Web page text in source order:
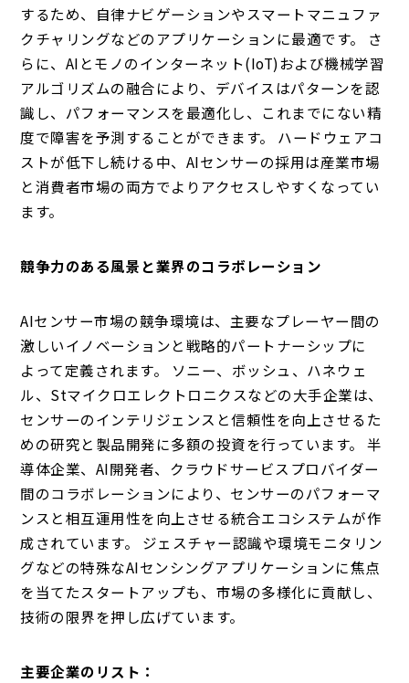
するため、自律ナビゲーションやスマートマニュファ
クチャリングなどのアプリケーションに最適です。 さ
らに、AIとモノのインターネット(IoT)および機械学習
アルゴリズムの融合により、デバイスはパターンを認
識し、パフォーマンスを最適化し、これまでにない精
度で障害を予測することができます。 ハードウェアコ
ストが低下し続ける中、AIセンサーの採用は産業市場
と消費者市場の両方でよりアクセスしやすくなってい
ます。
競争力のある風景と業界のコラボレーション
AIセンサー市場の競争環境は、主要なプレーヤー間の
激しいイノベーションと戦略的パートナーシップに
よって定義されます。 ソニー、ボッシュ、ハネウェ
ル、Stマイクロエレクトロニクスなどの大手企業は、
センサーのインテリジェンスと信頼性を向上させるた
めの研究と製品開発に多額の投資を行っています。 半
導体企業、AI開発者、クラウドサービスプロバイダー
間のコラボレーションにより、センサーのパフォーマ
ンスと相互運用性を向上させる統合エコシステムが作
成されています。 ジェスチャー認識や環境モニタリン
グなどの特殊なAIセンシングアプリケーションに焦点
を当てたスタートアップも、市場の多様化に貢献し、
技術の限界を押し広げています。
主要企業のリスト：